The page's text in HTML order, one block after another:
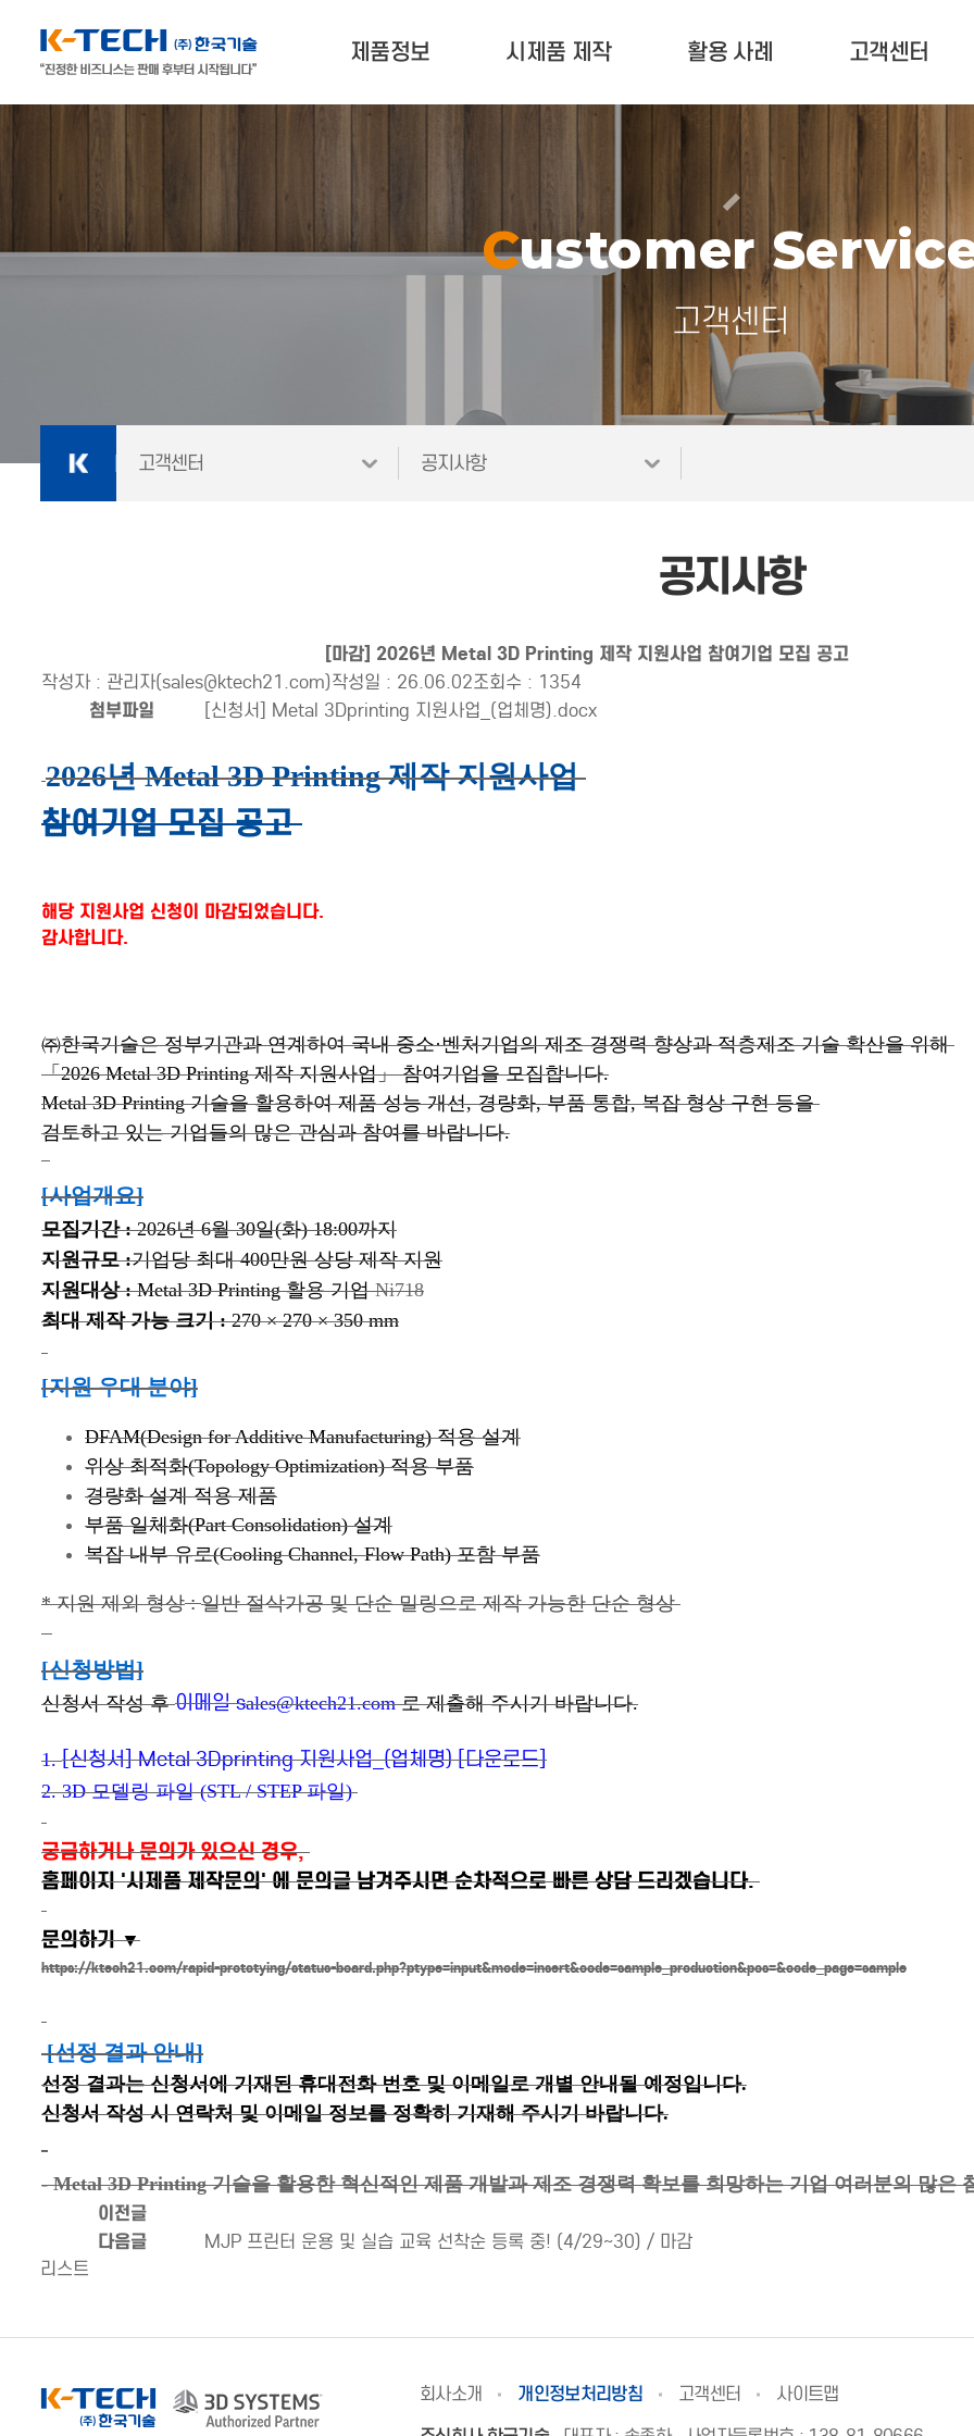
제품정보
3D스캐너 & 소프트웨어
시제품 제작
포트폴리오
활용 사례
업계 소식
고객센터
고객 문의
유지 보수(A/S)
자료실
Customer
고객센터
고객센터 공지사항
공지사항
[마감] 2026년 Metal 3D Printing 제작 지원사업 참여기업 모집 공고
작성자 : 관리자(sales@ktech21.com)작성일 : 26.06.02조회수 : 1354
첨부파일
[신청서] Metal 3Dprinting 지원사업_(업체명).docx
2026년 Metal 3D Printing 제작 지원사업
참여기업 모집 공고
해당 지원사업 신청이 마감되었습니다.
감사합니다.
㈜한국기술은 정부기관과 연계하여 국내 중소·벤처기업의 제조 경쟁력 향상과적층제조 기술 확산을 위해
「2026 Metal 3D Printing 제작 지원사업」 참여기업을 모집합니다.
Metal 3D Printing 기술을 활용하여 제품 성능 개선, 경량화, 부품 통합, 복잡 형상 구현 등을
검토하고 있는 기업들의 많은 관심과 참여를 바랍니다.
[사업개요]
모집기간 :2026년 6월 30일(화) 18:00까지
지원규모 :기업당 최대 400만원 상당 제작 지원
지원대상 :Metal 3D Printing 활용 기업 Ni718
최대 제작 가능 크기 :270 × 270 × 350 mm
[지원 우대 분야]
DFAM(Design for Additive Manufacturing) 적용 설계
위상 최적화(Topology Optimization) 적용 부품
경량화 설계 적용 제품
부품 일체화(Part Consolidation) 설계
복잡 내부 유로(Cooling Channel, Flow Path) 포함 부품
* 지원 제외 형상:일반 절삭가공 및 단순 밀링으로 제작 가능한 단순 형상
[신청방법]
신청서 작성 후이메일 sales@ktech21.com로 제출해 주시기 바랍니다.
1.[신청서] Metal 3Dprinting 지원사업_(업체명) [다운로드]
2. 3D 모델링 파일 (STL / STEP 파일)
궁금하거나 문의가 있으신 경우,
홈페이지 '시제품 제작문의' 에 문의글 남겨주시면 순차적으로 빠른 상담 드리겠습니다.
문의하기 ▼
https://ktech21.com/rapid-prototying/status-board.php?ptype=input&mode=insert&code=sample_production&pos=&code_page=sample
[선정 결과 안내]
선정 결과는 신청서에 기재된 휴대전화 번호 및 이메일로 개별 안내될 예정입니다.
신청서 작성 시 연락처 및 이메일 정보를 정확히 기재해 주시기 바랍니다.
- Metal 3D Printing 기술을 활용한 혁신적인 제품 개발과 제조 경쟁력 확보를 희망하는 기업 여러분의 많은
이전글
다음글
MJP 프린터 운용 및 실습 교육 선착순 등록 중! (4/29~30) / 마감
리스트
회사소개 개인정보처리방침 고객센터
사이트맵